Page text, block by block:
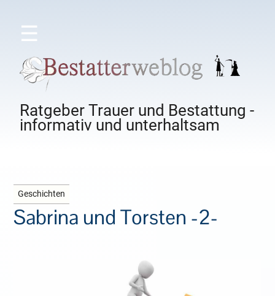
☰
Ratgeber Trauer und Bestattung -
informativ und unterhaltsam
Geschichten
Sabrina und Torsten -2-